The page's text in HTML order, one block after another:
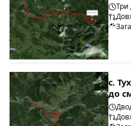
Три
с.
до